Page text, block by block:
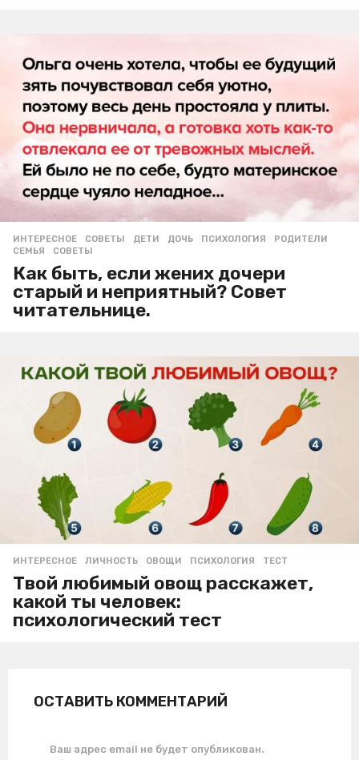
ИНТЕРЕСНОЕ ,СОВЕТЫ ДЕТИ ,ДОЧЬ ,ПСИХОЛОГИЯ ,РОДИТЕЛИ
СЕМЬЯ
,СОВЕТЫ
Как быть, если жених дочери
старый и неприятный? Совет
читательнице.
ИНТЕРЕСНОЕ ЛИЧНОСТЬ ,ОВОЩИ ,ПСИХОЛОГИЯ ,ТЕСТ
Твой любимый овощ расскажет,
какой ты человек:
психологический тест
ОСТАВИТЬ КОММЕНТАРИЙ
Ваш адрес email не будет опубликован.